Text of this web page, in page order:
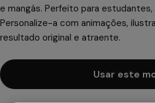
e mangás. Perfeito para
Personalize-a com animações,
resultado original e atraente.
Usar este